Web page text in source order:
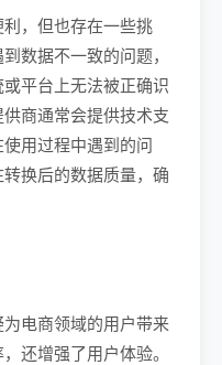
，但也存在一些挑
数据不一致的问题，
平台上无法被正确识
商通常会提供技术支
用过程中遇到的问
换后的数据质量，确
电商领域的用户带来
还增强了用户体验。